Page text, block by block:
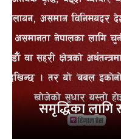
समृद्धिका